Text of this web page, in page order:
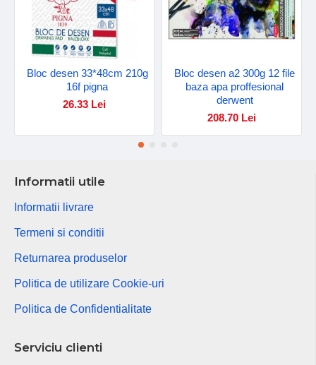
Bloc desen 33*48cm 210g
16f pigna
26.33 Lei
Bloc desen a2 300g 12 file
baza apa proffesional
derwent
208.70 Lei
Informatii utile
Informatii livrare
Termeni si conditii
Returnarea produselor
Politica de utilizare Cookie-uri
Politica de Confidentialitate
Serviciu clienti